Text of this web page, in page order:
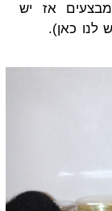
אז יש
לנו כאן).